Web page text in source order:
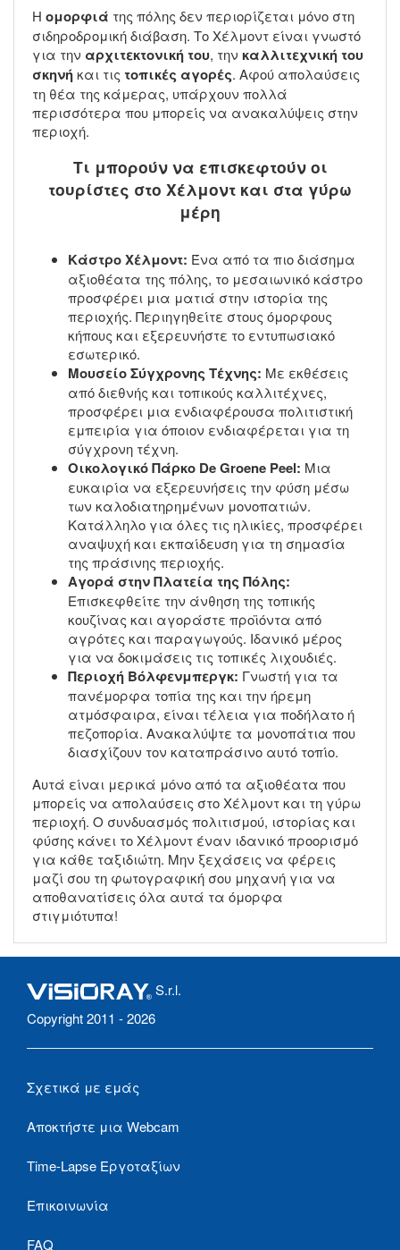
Η ομορφιά της πόλης δεν περιορίζεται μόνο στη
σιδηροδρομική διάβαση. Το Χέλμοντ είναι γνωστό
για την αρχιτεκτονική του, την καλλιτεχνική του
σκηνήκαι τις τοπικές αγορές. Αφού απολαύσεις
τη θέα της κάμερας, υπάρχουν πολλά
περισσότερα που μπορείς να ανακαλύψεις στην
περιοχή.
Τι μπορούν να επισκεφτούν οι
τουρίστες στο Χέλμοντ και στα γύρω
μέρη
Κάστρο Χέλμοντ: Ένα από τα πιο διάσημα
αξιοθέατα της πόλης, το μεσαιωνικό κάστρο
προσφέρει μια ματιά στην ιστορία της
περιοχής. Περιηγηθείτε στους όμορφους
κήπους και εξερευνήστε το εντυπωσιακό
εσωτερικό.
Μουσείο Σύγχρονης Τέχνης: Με εκθέσεις
από διεθνής και τοπικούς καλλιτέχνες,
προσφέρει μια ενδιαφέρουσα πολιτιστική
εμπειρία για όποιον ενδιαφέρεται για τη
σύγχρονη τέχνη.
Οικολογικό Πάρκο De Groene Peel: Μια
ευκαιρία να εξερευνήσεις την φύση μέσω
των καλοδιατηρημένων μονοπατιών.
Κατάλληλο για όλες τις ηλικίες, προσφέρει
αναψυχή και εκπαίδευση για τη σημασία
της πράσινης περιοχής.
Αγορά στην Πλατεία της Πόλης:
Επισκεφθείτε την άνθηση της τοπικής
κουζίνας και αγοράστε προϊόντα από
αγρότες και παραγωγούς. Ιδανικό μέρος
για να δοκιμάσεις τις τοπικές λιχουδιές.
Περιοχή Βόλφενμπεργκ: Γνωστή για τα
πανέμορφα τοπία της και την ήρεμη
ατμόσφαιρα, είναι τέλεια για ποδήλατο ή
πεζοπορία. Ανακαλύψτε τα μονοπάτια που
διασχίζουν τον καταπράσινο αυτό τοπίο.
Αυτά είναι μερικά μόνο από τα αξιοθέατα που
μπορείς να απολαύσεις στο Χέλμοντ και τη γύρω
περιοχή. Ο συνδυασμός πολιτισμού, ιστορίας και
φύσης κάνει το Χέλμοντ έναν ιδανικό προορισμό
για κάθε ταξιδιώτη. Μην ξεχάσεις να φέρεις
μαζί σου τη φωτογραφική σου μηχανή για να
αποθανατίσεις όλα αυτά τα όμορφα
στιγμιότυπα!
S.r.l.
Copyright 2011 - 2026
Σχετικά με εμάς
Αποκτήστε μια Webcam
Time-Lapse Εργοταξίων
Επικοινωνία
FAQ